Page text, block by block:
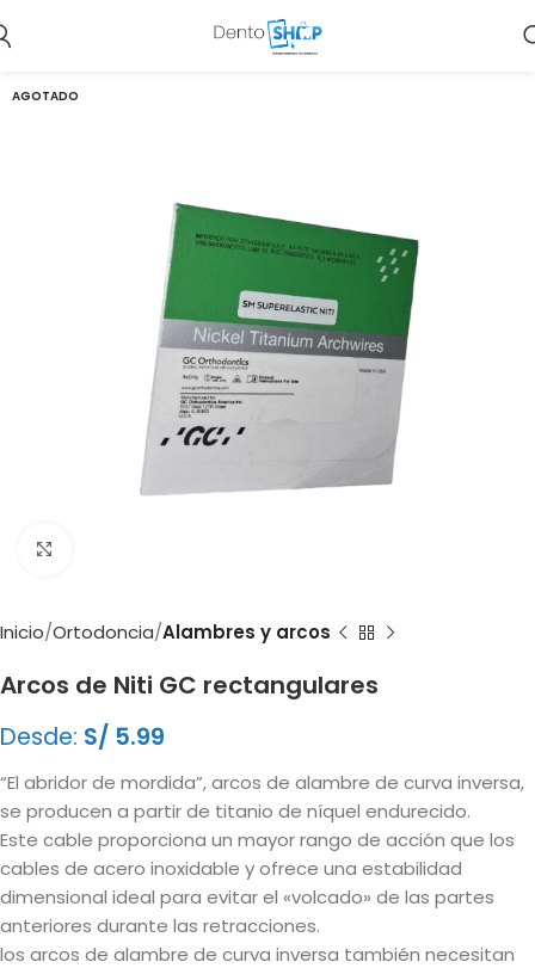
AGOTADO
Inicio Ortodoncia Alambres y arcos
Arcos de Niti GC rectangulares
Desde: S/ 5.99
“El abridor de mordida”, arcos de alambre de curva inversa,
se producen a partir de titanio de níquel endurecido.
Este cable proporciona un mayor rango de acción que los
cables de acero inoxidable y ofrece una estabilidad
dimensional ideal para evitar el «volcado» de las partes
anteriores durante las retracciones.
los arcos de alambre de curva inversa también necesitan